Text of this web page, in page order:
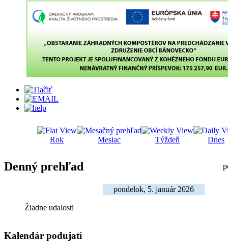
Rok Mesiac Týždeň Dnes
Denný prehľad
pondelok, 5. január 2026
Žiadne udalosti
Kalendár podujatí